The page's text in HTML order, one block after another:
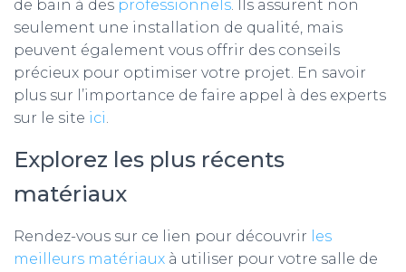
de bain à des professionnels. Ils assurent non
seulement une installation de qualité, mais
peuvent également vous offrir des conseils
précieux pour optimiser votre projet. En savoir
plus sur l’importance de faire appel à des experts
sur le site ici.
Explorez les plus récents
matériaux
Rendez-vous sur ce lien pour découvrir les
meilleurs matériaux à utiliser pour votre salle de